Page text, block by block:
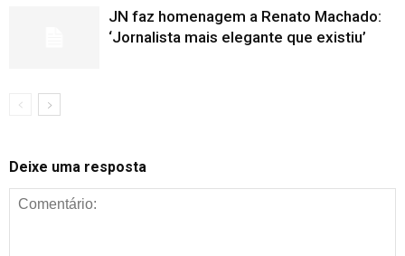
JN faz homenagem a Renato Machado:
‘Jornalista mais elegante que existiu’
Deixe uma resposta